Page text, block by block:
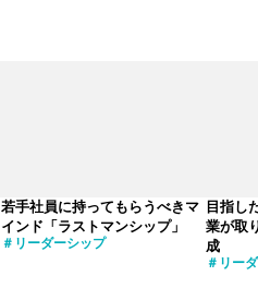
若手社員に持ってもらうべきマ
インド「ラストマンシップ」
リーダーシップ
目指し
業が取
成
リー